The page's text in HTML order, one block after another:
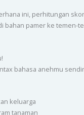
ini, perhitungan
bahan pamer ke temen-
bahasa anehmu
keluarga
tanaman